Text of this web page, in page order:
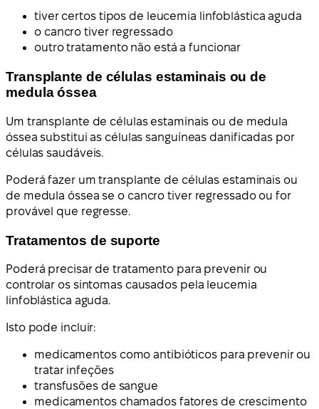
tiver certos tipos de leucemia linfoblástica aguda
o cancro tiver regressado
outro tratamento não está a funcionar
Transplante de células estaminais ou de
medula óssea
Um transplante de células estaminais ou de medula
óssea substitui as células sanguíneas danificadas por
células saudáveis.
Poderá fazer um transplante de células estaminais ou
de medula óssea se o cancro tiver regressado ou for
provável que regresse.
Tratamentos de suporte
Poderá precisar de tratamento para prevenir ou
controlar os sintomas causados pela leucemia
linfoblástica aguda.
Isto pode incluir:
medicamentos como antibióticos para prevenir ou
tratar infeções
transfusões de sangue
medicamentos chamados fatores de crescimento